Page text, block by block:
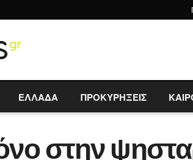
ΕΛΛΑΔΑ ΠΡΟΚΥΡΗΞΕΙΣ
στην